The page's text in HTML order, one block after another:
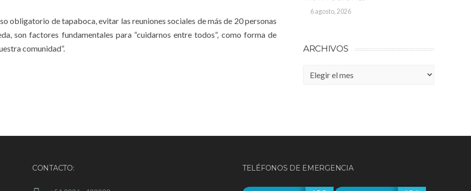
obligatorio de tapaboca, evitar las reuniones sociales de más de 20 personas
son factores fundamentales para “cuidarnos entre todos”, como forma de
comunidad”.
6 agosto, 2026
ARCHIVOS
Archivos
CONTACTO: TELÉFONOS DE EMERGENCIA